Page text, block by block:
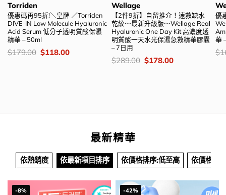
Torriden
優惠碼再95折!＼皇牌 ／Torriden
DIVE-IN Low Molecule Hyaluronic
Acid Serum 低分子透明質酸保濕
精華 – 50ml
價
錢：
$179.00 Original
price
$118.00Current
Wellage
【2件9折】自留推介！速救缺水
乾紋～最新升級版～Wellage Real
Hyaluronic One Day Kit 高濃度透
明質酸一天水光保濕急救精華膠囊
– 7日用
價
錢：
$289.00 Original
price
$178.00Current
優
華
價
錢
$
最新精華
依熱銷度 依最新項目排序 依價格排序:低至高 依價格排
-8% -42%